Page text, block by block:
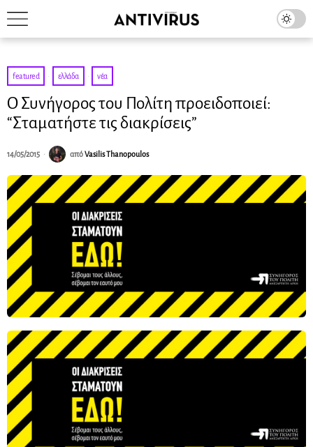
featured · ελλάδα · νέα
Ο Συνήγορος του Πολίτη προειδοποιεί:
“Σταματήστε τις διακρίσεις”
14/05/2015 απόVasilis Thanopoulos